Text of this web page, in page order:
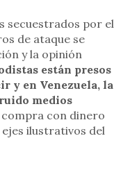
secuestrados por el
de ataque se
y la opinión
están presos
y en Venezuela, la
medios
con dinero
ilustrativos del